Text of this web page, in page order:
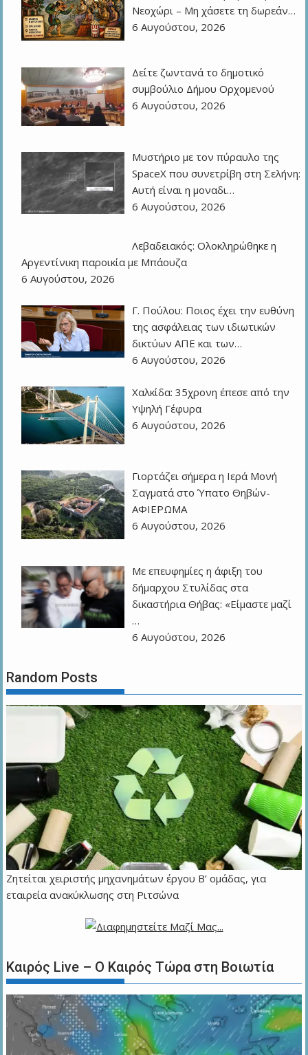
Νεοχώρι – Μη χάσετε τη δωρεάν…
6 Αυγούστου, 2026
Δείτε ζωντανά το δημοτικό
συμβούλιο Δήμου Ορχομενού
6 Αυγούστου, 2026
Μυστήριο με τον πύραυλο της
SpaceX που συνετρίβη στη Σελήνη:
Αυτή είναι η μοναδι…
6 Αυγούστου, 2026
Λεβαδειακός: Ολοκληρώθηκε η
Αργεντίνικη παροικία με Μπάουζα
6 Αυγούστου, 2026
Γ. Πούλου: Ποιος έχει την ευθύνη
της ασφάλειας των ιδιωτικών
δικτύων ΑΠΕ και των…
6 Αυγούστου, 2026
Χαλκίδα: 35χρονη έπεσε από την
Υψηλή Γέφυρα
6 Αυγούστου, 2026
Γιορτάζει σήμερα η Ιερά Μονή
Σαγματά στο Ύπατο Θηβών-
ΑΦΙΕΡΩΜΑ
6 Αυγούστου, 2026
Με επευφημίες η άφιξη του
δήμαρχου Στυλίδας στα
δικαστήρια Θήβας: «Είμαστε μαζί
…
6 Αυγούστου, 2026
Random Posts
Ζητείται χειριστής μηχανημάτων έργου Β’ ομάδας, για
εταιρεία ανακύκλωσης στη Ριτσώνα
Καιρός Live – Ο Καιρός Τώρα στη Βοιωτία